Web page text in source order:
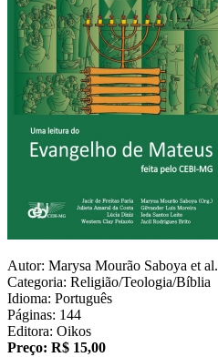
Autor: Marysa Mourão Saboya et al.
Categoria: Religião/Teologia/Bíblia
Idioma: Português
Páginas: 144
Editora: Oikos
Preço: R$ 15,00